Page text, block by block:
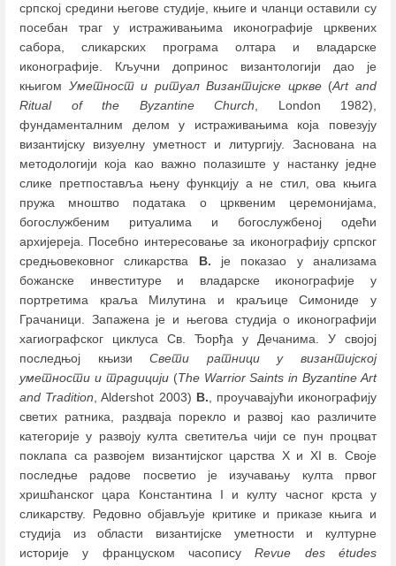
српској средини његове студије, књиге и чланци оставили су
посебан траг у истраживањима иконографије црквених
сабора, сликарских програма олтара и владарске
иконографије. Кључни допринос византологији дао је
књигом Уметност и ритуал Византијске цркве(Art and
Ritual of the Byzantine Church, London 1982),
фундаменталним делом у истраживањима која повезују
византијску визуелну уметност и литургију. Заснована на
методологији која као важно полазиште у настанку једне
слике претпоставља њену функцију а не стил, ова књига
пружа мноштво података о црквеним церемонијама,
богослужбеним ритуалима и богослужбеној одећи
архијереја. Посебно интересовање за иконографију српског
средњовековног сликарства В. је показао у анализама
божанске инвеституре и владарске иконографије у
портретима краља Милутина и краљице Симониде у
Грачаници. Запажена је и његова студија о иконографији
хагиографског циклуса Св. Ђорђа у Дечанима. У својој
последњој књизиСвети ратници у византијској
уметности и традицији(The Warrior Saints in Byzantine Art
and Tradition, Aldershot 2003) В., проучавајући иконографију
светих ратника, раздваја порекло и развој као различите
категорије у развоју култа светитеља чији се пун процват
поклапа са развојем византијског царства X и XI в. Своје
последње радове посветио је изучавању култа првог
хришћанског цара Константина I и култу часног крста у
сликарству. Редовно објављује критике и приказе књига и
студија из области византијске уметности и културне
историје у француском часописуRevue des études